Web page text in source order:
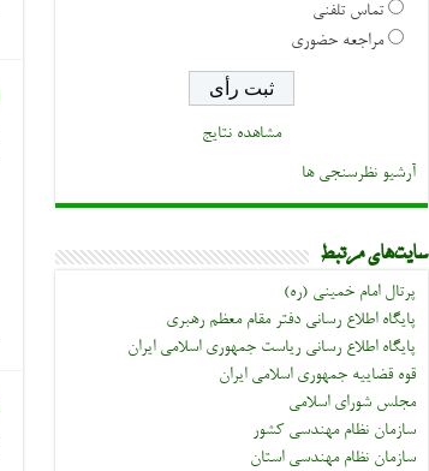
تماس تلفنی
مراجعه حضوری
مشاهده نتایج
آرشیو نظرسنجی ها
سایت‌های مرتبط
پرتال امام خمینی (ره)
پایگاه اطلاع رسانی دفتر مقام معظم رهبری
پایگاه اطلاع رسانی ریاست جمهوری اسلامی ایران
قوه قضاییه جمهوری اسلامی ایران
مجلس شورای اسلامی
سازمان نظام مهندسی کشور
سازمان نظام مهندسی استان